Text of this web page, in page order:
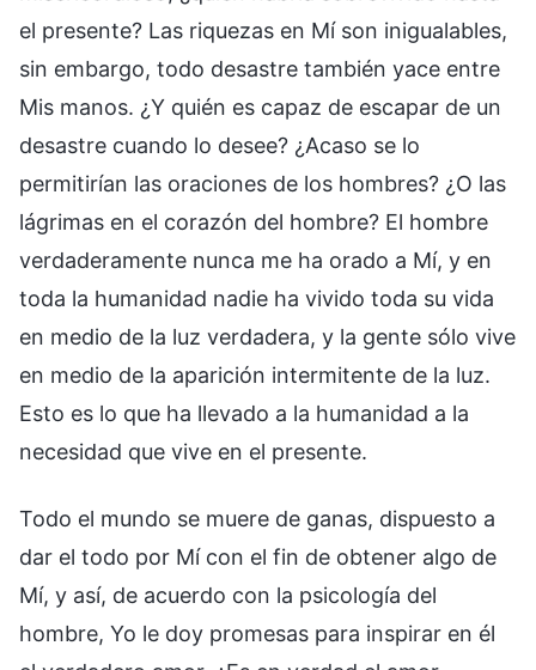
el presente? Las riquezas en Mí son inigualables,
sin embargo, todo desastre también yace entre
Mis manos. ¿Y quién es capaz de escapar de un
desastre cuando lo desee? ¿Acaso se lo
permitirían las oraciones de los hombres? ¿O las
lágrimas en el corazón del hombre? El hombre
verdaderamente nunca me ha orado a Mí, y en
toda la humanidad nadie ha vivido toda su vida
en medio de la luz verdadera, y la gente sólo vive
en medio de la aparición intermitente de la luz.
Esto es lo que ha llevado a la humanidad a la
necesidad que vive en el presente.
Todo el mundo se muere de ganas, dispuesto a
dar el todo por Mí con el fin de obtener algo de
Mí, y así, de acuerdo con la psicología del
hombre, Yo le doy promesas para inspirar en él